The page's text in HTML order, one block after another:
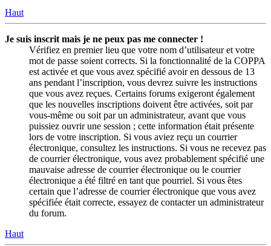
Haut
Je suis inscrit mais je ne peux pas me connecter !
Vérifiez en premier lieu que votre nom d’utilisateur et votre
mot de passe soient corrects. Si la fonctionnalité de la COPPA
est activée et que vous avez spécifié avoir en dessous de 13
ans pendant l’inscription, vous devrez suivre les instructions
que vous avez reçues. Certains forums exigeront également
que les nouvelles inscriptions doivent être activées, soit par
vous-même ou soit par un administrateur, avant que vous
puissiez ouvrir une session ; cette information était présente
lors de votre inscription. Si vous aviez reçu un courrier
électronique, consultez les instructions. Si vous ne recevez pas
de courrier électronique, vous avez probablement spécifié une
mauvaise adresse de courrier électronique ou le courrier
électronique a été filtré en tant que pourriel. Si vous êtes
certain que l’adresse de courrier électronique que vous avez
spécifiée était correcte, essayez de contacter un administrateur
du forum.
Haut